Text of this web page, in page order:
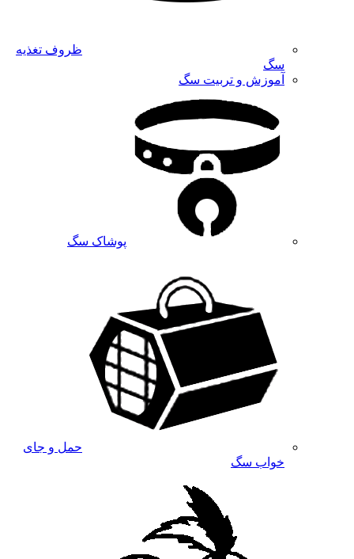
ظروف تغذیه
سگ
آموزش و تربیت سگ
پوشاک سگ
حمل و جای
خواب سگ